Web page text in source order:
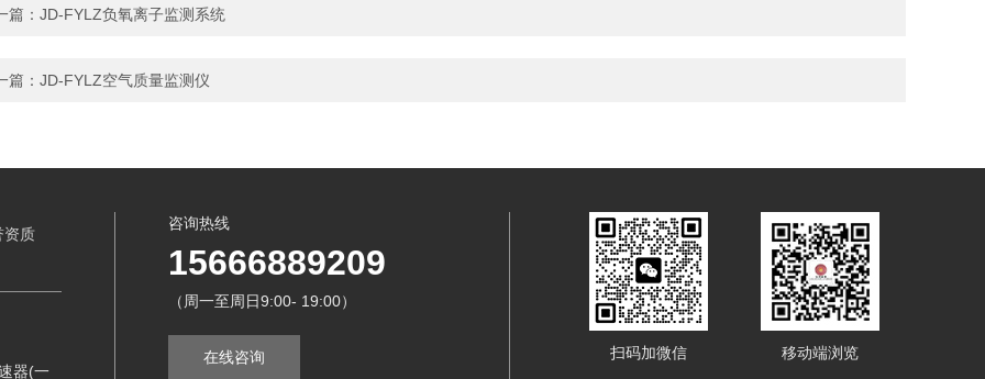
篇： JD-FYLZ负氧离子监测系统
篇： JD-FYLZ空气质量监测仪
资质
器(一
咨询热线
15666889209
（周一至周日9:00- 19:00）
在线咨询 扫码加微信 移动端浏览